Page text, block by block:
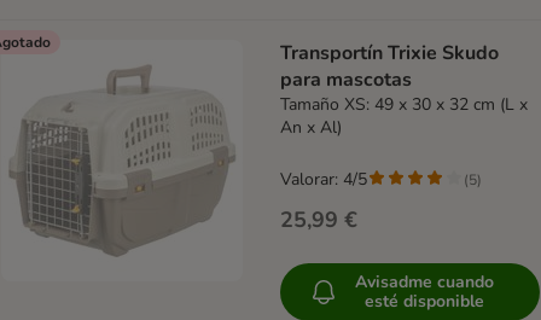
Transportín Trixie Skudo
para mascotas
Tamaño XS: 49 x 30 x 32 cm (L x
An x Al)
25,99 €
Valorar: 4/5 (5)
Avisadme cuando
esté disponible